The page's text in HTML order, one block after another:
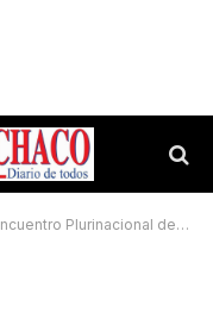
de Mujeres y Diversidades